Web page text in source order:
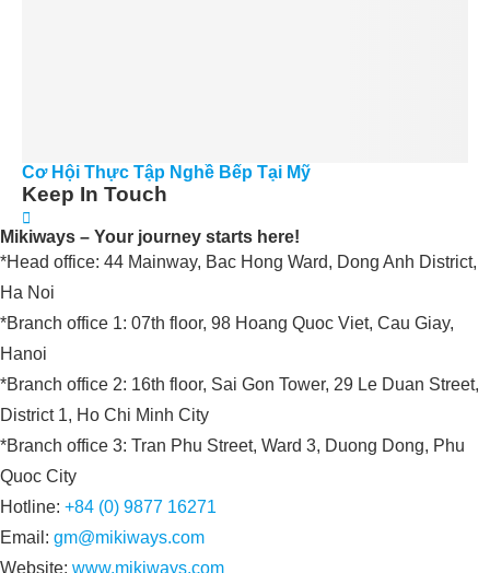
Cơ Hội Thực Tập Nghề Bếp Tại Mỹ
Keep In Touch
Mikiways – Your journey starts here!
*Head office: 44 Mainway, Bac Hong Ward, Dong Anh District,
Ha Noi
*Branch office 1: 07th floor, 98 Hoang Quoc Viet, Cau Giay,
Hanoi
*Branch office 2: 16th floor, Sai Gon Tower, 29 Le Duan Street,
District 1, Ho Chi Minh City
*Branch office 3: Tran Phu Street, Ward 3, Duong Dong, Phu
Quoc City
Hotline: +84 (0) 9877 16271
Email: gm@mikiways.com
Website: www.mikiways.com